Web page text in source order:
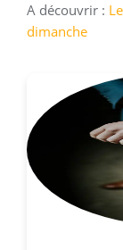
A découvrir :
dimanche